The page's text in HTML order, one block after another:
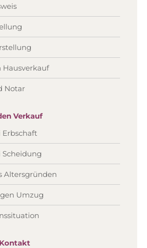
Hausverkauf
Notar
Verkauf
Erbschaft
Scheidung
Altersgründen
Umzug